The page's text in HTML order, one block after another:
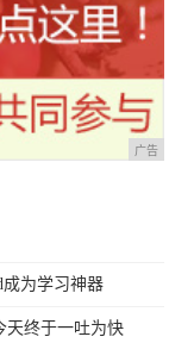
广告
为学习神器
天终于一吐为快